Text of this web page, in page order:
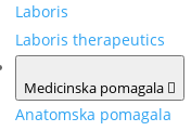
Laboris
Laboris therapeutics
Medicinska pomagala
Anatomska pomagala